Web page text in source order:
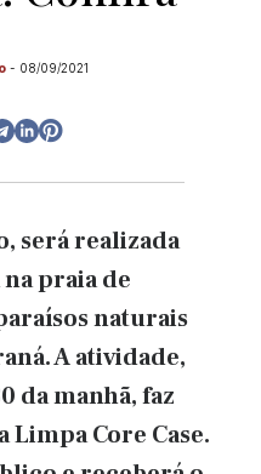
- 08/09/2021
será realizada
praia de
naturais
A atividade,
da manhã, faz
Core Case.